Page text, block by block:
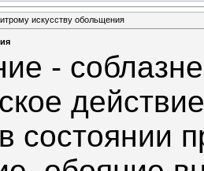
искусству обольщения
-
состоянии